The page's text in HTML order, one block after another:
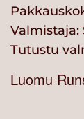
Valmistaja:
Tutustu
Luomu